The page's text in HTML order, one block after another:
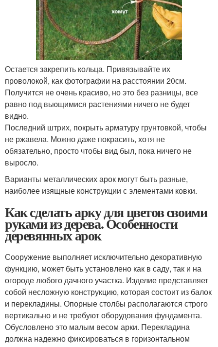
Остается закрепить кольца. Привязывайте их
проволокой, как фотографии на расстоянии 20см.
Получится не очень красиво, но это без разницы, все
равно под вьющимися растениями ничего не будет
видно.
Последний штрих, покрыть арматуру грунтовкой, чтобы
не ржавела. Можно даже покрасить, хотя не
обязательно, просто чтобы вид был, пока ничего не
выросло.
Варианты металлических арок могут быть разные,
наиболее изящные конструкции с элементами ковки.
Как сделать арку для цветов своими
руками из дерева. Особенности
деревянных арок
Сооружение выполняет исключительно декоративную
функцию, может быть установлено как в саду, так и на
огороде любого дачного участка. Изделие представляет
собой несложную конструкцию, которая состоит из балок
и перекладины. Опорные столбы располагаются строго
вертикально и не требуют оборудования фундамента.
Обусловлено это малым весом арки. Перекладина
должна надежно фиксироваться в горизонтальном